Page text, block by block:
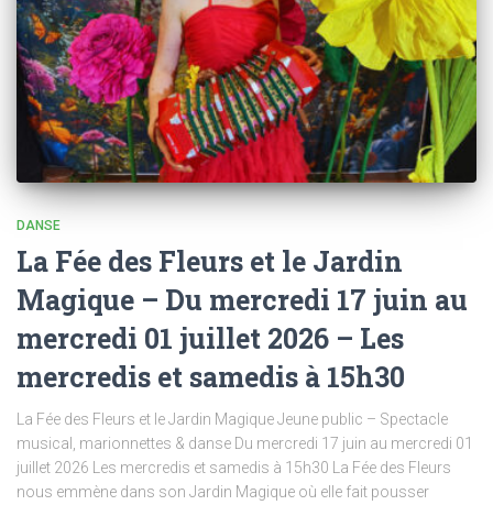
DANSE
La Fée des Fleurs et le Jardin
Magique – Du mercredi 17 juin au
mercredi 01 juillet 2026 – Les
mercredis et samedis à 15h30
La Fée des Fleurs et le Jardin Magique Jeune public – Spectacle
musical, marionnettes & danse Du mercredi 17 juin au mercredi 01
juillet 2026 Les mercredis et samedis à 15h30 La Fée des Fleurs
nous emmène dans son Jardin Magique où elle fait pousser